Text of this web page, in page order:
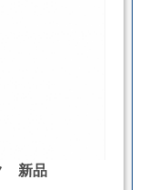
新品